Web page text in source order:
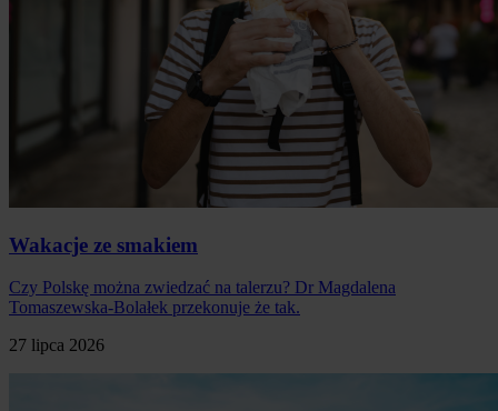
Wakacje ze smakiem
Czy Polskę można zwiedzać na talerzu? Dr Magdalena
Tomaszewska-Bolałek przekonuje że tak.
27 lipca 2026